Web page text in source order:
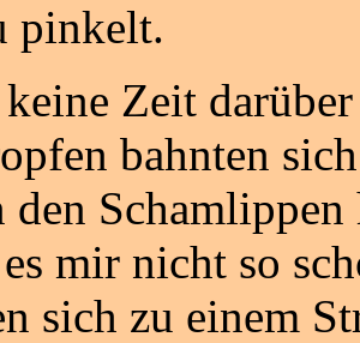
pinkelt.
Zeit
bahnten
den
mir nicht so
sich zu einem